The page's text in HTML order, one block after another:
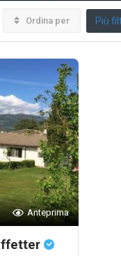
Ordina per Più
Anteprima